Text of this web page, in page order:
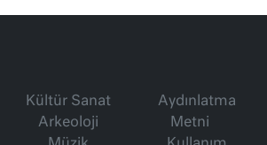
Kültür Sanat
Arkeoloji
Aydınlatma
Metni